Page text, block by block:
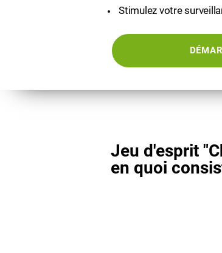
Stimulez votre
Jeu d'esprit
en quoi